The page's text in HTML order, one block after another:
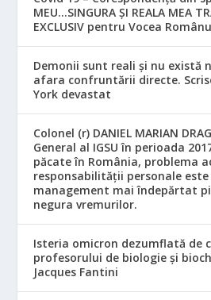
MEU…SINGURA ȘI REALA MEA
EXCLUSIV pentru Vocea
Demonii sunt reali și nu există
afara confruntării directe.
York devastat
Colonel (r) DANIEL MARIAN
General al IGSU în perioada
păcate în România, problema
responsabilităţii personale
management mai îndepărtat
negura vremurilor.
Isteria omicron dezumflată de
profesorului de biologie și
Jacques Fantini